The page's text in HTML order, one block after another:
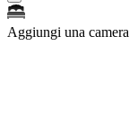
Aggiungi una camera